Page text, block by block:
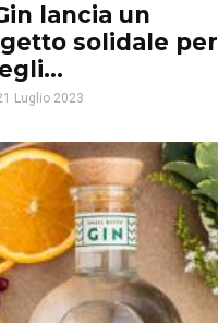
lancia un
solidale per
Luglio 2023